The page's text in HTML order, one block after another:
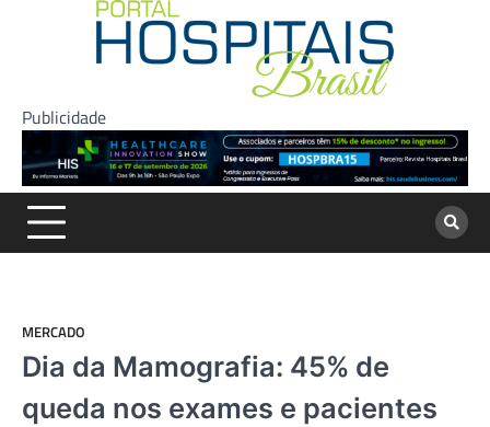
Publicidade
MERCADO
Dia da Mamografia: 45% de
queda nos exames e pacientes